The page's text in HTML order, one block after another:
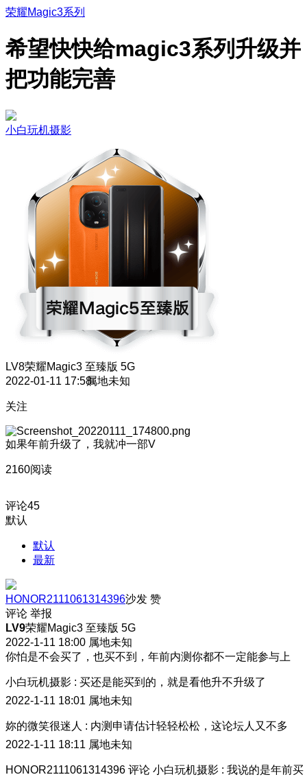
荣耀Magic3系列
希望快快给magic3系列升级并
把功能完善
小白玩机摄影
LV8荣耀Magic3 至臻版 5G
2022-01-11 17:58属地未知
关注
如果年前升级了，我就冲一部V
2160阅读
评论45
默认
默认
最新
HONOR2111061314396沙发 赞
评论 举报
LV9荣耀Magic3 至臻版 5G
2022-1-11 18:00 属地未知
你怕是不会买了，也买不到，年前内测你都不一定能参与上
小白玩机摄影 : 买还是能买到的，就是看他升不升级了
2022-1-11 18:01 属地未知
妳的微笑很迷人 : 内测申请估计轻轻松松，这论坛人又不多
2022-1-11 18:11 属地未知
HONOR2111061314396 评论 小白玩机摄影 : 我说的是年前买